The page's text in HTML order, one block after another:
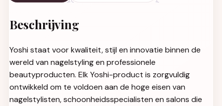
Beschrijving
Yoshi staat voor kwaliteit, stijl en innovatie binnen de
wereld van nagelstyling en professionele
beautyproducten. Elk Yoshi-product is zorgvuldig
ontwikkeld om te voldoen aan de hoge eisen van
nagelstylisten, schoonheidsspecialisten en salons die